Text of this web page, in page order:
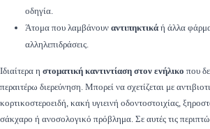
οδηγία.
Άτομα που λαμβάνουν αντιπηκτικάή άλλα
αλληλεπιδράσεις.
Ιδιαίτερα η στοματική καντιντίαση στον ενήλικο που
περαιτέρω διερεύνηση. Μπορεί να σχετίζεται με
κορτικοστεροειδή, κακή υγιεινή οδοντοστοιχίας,
σάκχαρο ή ανοσολογικό πρόβλημα. Σε αυτές τις